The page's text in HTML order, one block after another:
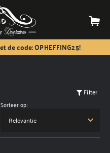
code: OPHEFFING25!
Filter
Sorteer op: